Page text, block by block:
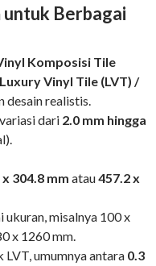
untuk Berbagai
Komposisi Tile
Luxury Vinyl Tile (LVT) /
desain realistis.
dari 2.0 mm hingga
x 304.8 mm atau457.2 x
ukuran, misalnya 100 x
x 1260 mm.
LVT, umumnya antara 0.3